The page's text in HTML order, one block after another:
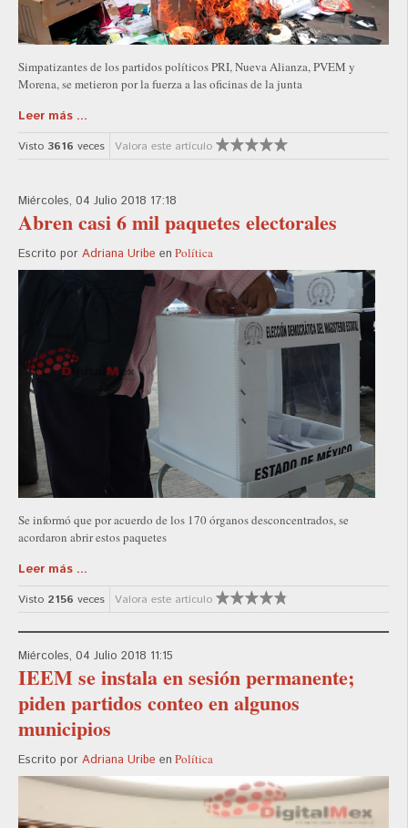
Simpatizantes de los partidos políticos PRI, Nueva Alianza, PVEM y
Morena, se metieron por la fuerza a las oficinas de la junta
Leer más ...
Visto 3616 veces Valora este artículo
Miércoles, 04 Julio 2018 17:18
Abren casi 6 mil paquetes electorales
Escrito por Adriana Uribe en Política
Se informó que por acuerdo de los 170 órganos desconcentrados, se
acordaron abrir estos paquetes
Leer más ...
Visto 2156 veces Valora este artículo
Miércoles, 04 Julio 2018 11:15
IEEM se instala en sesión permanente;
piden partidos conteo en algunos
municipios
Escrito por Adriana Uribe en Política